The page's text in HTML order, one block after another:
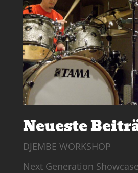
Neueste
DJEMBE WORKSHOP
Next Generation Showcase